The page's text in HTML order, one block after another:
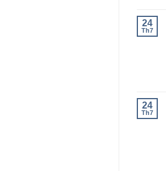
24
Th7
24
Th7